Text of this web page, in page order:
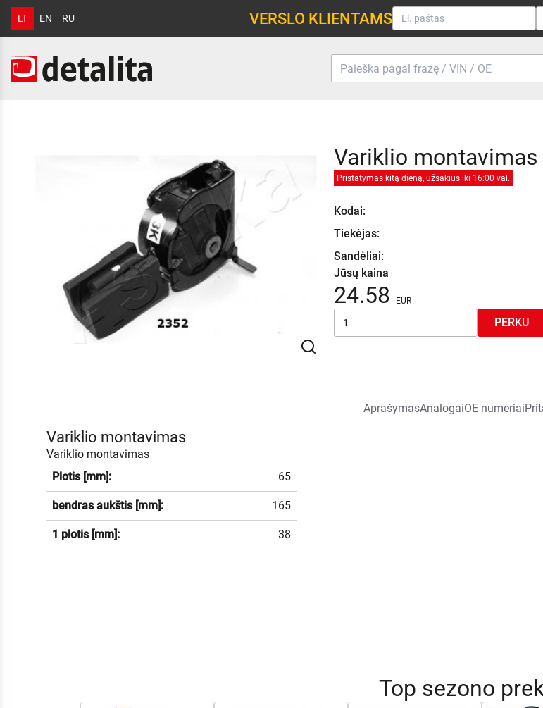
LT EN RU VERSLO KLIENTAMS
Variklio montavimas
Pristatymas kitą dieną, užsakius iki 16:00 val.
Kodai:
Tiekėjas:
Sandėliai:
Jūsų kaina
24.58
PERKU
AprašymasAnalogaiOE numeriai
Variklio montavimas
Variklio montavimas
Plotis [mm]:
65
bendras aukštis [mm]: 165
1 plotis [mm]: 38
Top sezono